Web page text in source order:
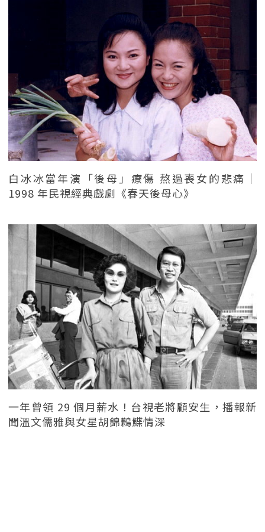
白冰冰當年演「後母」療傷 熬過喪女的悲痛｜
1998 年民視經典戲劇《春天後母心》
一年曾領 29 個月薪水！台視老將顧安生，播報新
聞溫文儒雅與女星胡錦鶼鰈情深